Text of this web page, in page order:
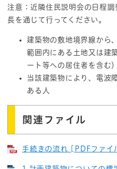
注意：近隣住民説明会の日程
長を通じて行ってください。
建築物の敷地境界線から
範囲内にある土地又は建
ート等への居住者を含む）
当該建築物により、電波
ある人
関連ファイル
手続きの流れ [PDFファイ